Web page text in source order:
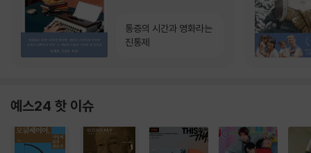
통증의 시간과 영화라는
진통제
예스24 핫 이슈